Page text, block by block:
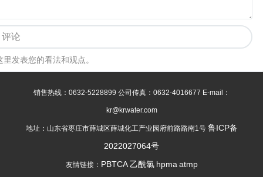
评论
发表您的看法和观点。
销售热线：0632-5228899 公司传真：0632-4016677 E-mail：
kr@krwater.com
地址：山东省枣庄市薛城区薛城化工产业园府前路路南1号 鲁ICP备
2022027064号
友情链接： PBTCA 乙酰氯 hpma atmp